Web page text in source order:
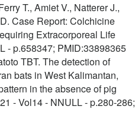
T., Amiet V., Natterer J.,
Case Report: Colchicine
Extracorporeal Life
- p.658347; PMID:33898365
TBT. The detection of
bats in West Kalimantan,
in the absence of pig
- Vol14 - NNULL - p.280-286;